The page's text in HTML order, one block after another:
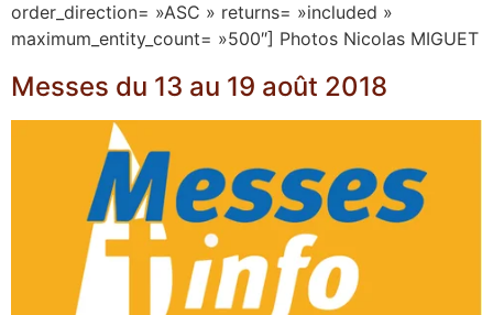
order_direction= »ASC » returns= »included »
maximum_entity_count= »500″] Photos Nicolas MIGUET
Messes du 13 au 19 août 2018